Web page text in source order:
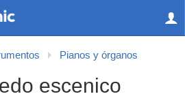
Pianos y órganos
escenico